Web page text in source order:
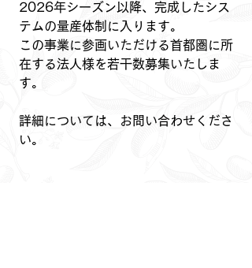
2026年シーズン以降、完成したシス
テムの量産体制に入ります。
この事業に参画いただける首都圏に所
在する法人様を若干数募集いたしま
す。
詳細については、お問い合わせくださ
い。